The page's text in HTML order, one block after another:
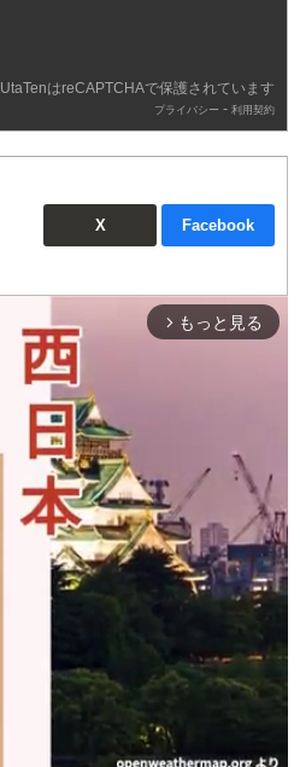
UtaTenはreCAPTCHAで保護されています
プライバシー - 利用契約
X Facebook
arrow_forward_ios もっと見る